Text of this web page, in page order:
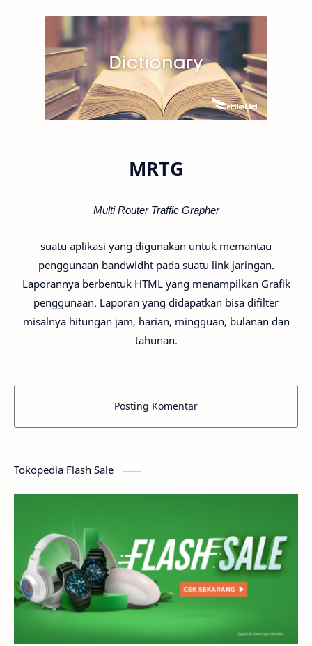
MRTG
Multi Router Traffic Grapher
suatu aplikasi yang digunakan untuk memantau
penggunaan bandwidht pada suatu link jaringan.
Laporannya berbentuk HTML yang menampilkan Grafik
penggunaan. Laporan yang didapatkan bisa difilter
misalnya hitungan jam, harian, mingguan, bulanan dan
tahunan.
Posting Komentar
Tokopedia Flash Sale